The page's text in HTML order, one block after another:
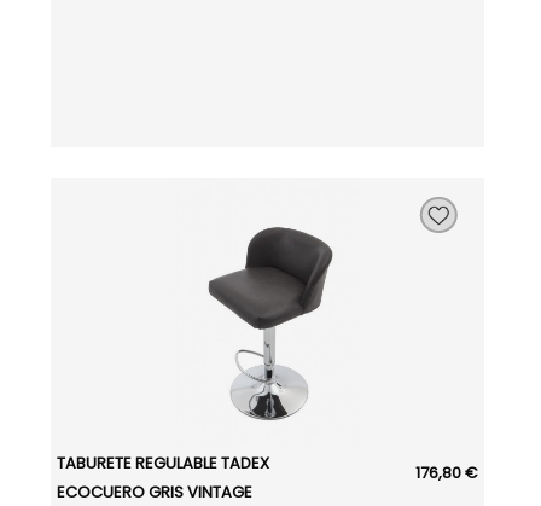
TABURETE REGULABLE TADEX
ECOCUERO GRIS VINTAGE
176,80 €